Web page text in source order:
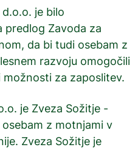
je bilo
predlog Zavoda za
da bi tudi osebam z
razvoju omogočili
možnosti za zaposlitev.
je Zveza Sožitje -
z motnjami v
Zveza Sožitje je